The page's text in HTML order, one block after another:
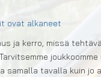
ja kerro, missä
joukkoomme
samalla tavalla kuin jo